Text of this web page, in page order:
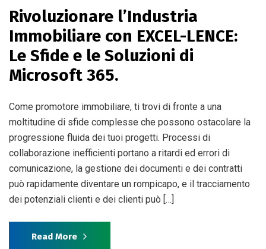
Rivoluzionare l’Industria
Immobiliare con EXCEL-LENCE:
Le Sfide e le Soluzioni di
Microsoft 365.
Come promotore immobiliare, ti trovi di fronte a una
moltitudine di sfide complesse che possono ostacolare la
progressione fluida dei tuoi progetti. Processi di
collaborazione inefficienti portano a ritardi ed errori di
comunicazione, la gestione dei documenti e dei contratti
può rapidamente diventare un rompicapo, e il tracciamento
dei potenziali clienti e dei clienti può […]
Read More